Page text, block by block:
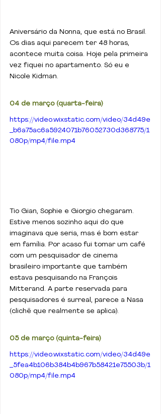
Aniversário da Nonna, que está no Brasil.
Os dias aqui parecem ter 48 horas,
acontece muita coisa. Hoje pela primeira
vez fiquei no apartamento. Só eu e
Nicole Kidman.
04 de março (quarta-feira)
https://video.wixstatic.com/video/34d49e
_b6a75ac6a5924071b76052730d368775/1
080p/mp4/file.mp4
Tio Gian, Sophie e Giorgio chegaram.
Estive menos sozinho aqui do que
imaginava que seria, mas é bom estar
em família. Por acaso fui tomar um café
com um pesquisador de cinema
brasileiro importante que também
estava pesquisando na François
Mitterand. A parte reservada para
pesquisadores é surreal, parece a Nasa
(clichê que realmente se aplica).
05 de março (quinta-feira)
https://video.wixstatic.com/video/34d49e
_5fea4b106b384b4b967b58421e75503b/1
080p/mp4/file.mp4